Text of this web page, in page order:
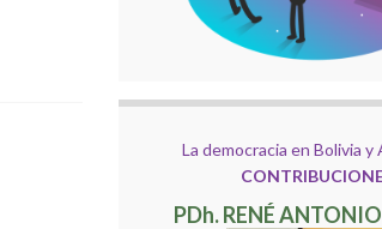
La democracia en Bolivia y
PDh. RENÉ